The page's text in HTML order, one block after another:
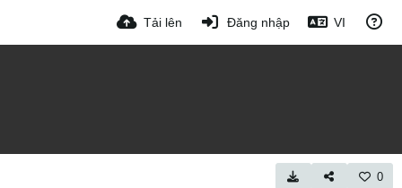
Tải lên Đăng nhập VI
0